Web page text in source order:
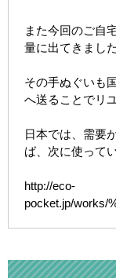
また今回のご自
量に出てきました
その手ぬぐいも
へ送ることでリ
日本では、需要
ば、次に使って
http://eco-
pocket.jp/works/